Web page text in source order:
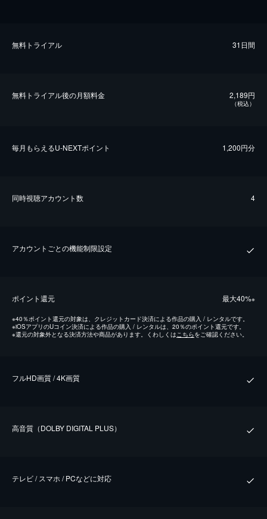
無料トライアル 31日間
無料トライアル後の⽉額料金 2,189円
（税込）
毎⽉もらえるU-NEXTポイント 1,200円分
同時視聴アカウント数 4
アカウントごとの機能制限設定
ポイント還元 最⼤40%※
※40％ポイント還元の対象は、クレジットカード決済による作品の購入 / レンタルです。
※iOSアプリのUコイン決済による作品の購入 / レンタルは、20％のポイント還元です。
※還元の対象外となる決済方法や商品があります。くわしくは こちらをご確認ください。
フルHD画質 / 4K画質
⾼⾳質（DOLBY DIGITAL PLUS）
テレビ / スマホ / PCなどに対応